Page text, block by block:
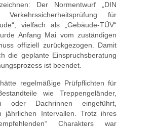
Der Normentwurf „DIN
für
vielfach als „Gebäude-TÜV“
Anfang Mai vom zuständigen
offiziell zurückgezogen. Damit
die geplante Einspruchsberatung
ist beendet.
regelmäßige Prüfpflichten für
wie Treppengeländer,
oder Dachrinnen eingeführt,
jährlichen Intervallen. Trotz ihres
Charakters war